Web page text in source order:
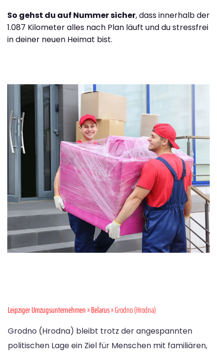
So gehst du auf Nummer sicher, dass innerhalb der
1.087 Kilometer alles nach Plan läuft und du stressfrei
in deiner neuen Heimat bist.
Leipziger Umzugsunternehmen»Belarus» Grodno (Hrodna)
Grodno (Hrodna) bleibt trotz der angespannten
politischen Lage ein Ziel für Menschen mit familiären,